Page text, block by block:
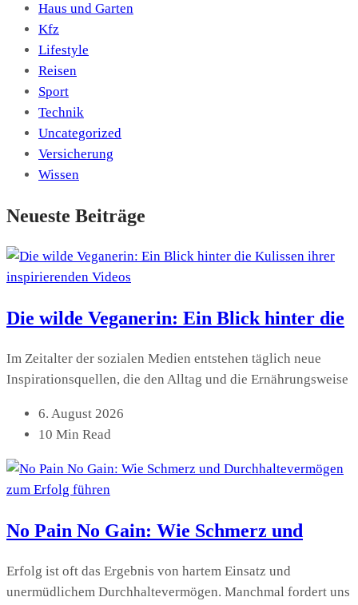
Haus und Garten
Kfz
Lifestyle
Reisen
Sport
Technik
Uncategorized
Versicherung
Wissen
Neueste Beiträge
Die wilde Veganerin: Ein Blick hinter die
Im Zeitalter der sozialen Medien entstehen täglich neue
Inspirationsquellen, die den Alltag und die Ernährungsweise
6. August 2026
10 Min Read
No Pain No Gain: Wie Schmerz und
Erfolg ist oft das Ergebnis von hartem Einsatz und
unermüdlichem Durchhaltevermögen. Manchmal fordert uns